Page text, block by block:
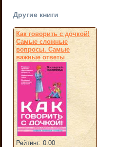
Другие книги
Как говорить с дочкой!
Самые сложные
вопросы. Самые
важные ответы
Рейтинг: 0.00